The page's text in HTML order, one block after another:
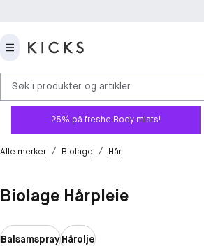
Søk i produkter og artikler
25% på freshe Body mists!
Alle merker / Biolage / Hår
Biolage Hårpleie
BalsamsprayHårolje